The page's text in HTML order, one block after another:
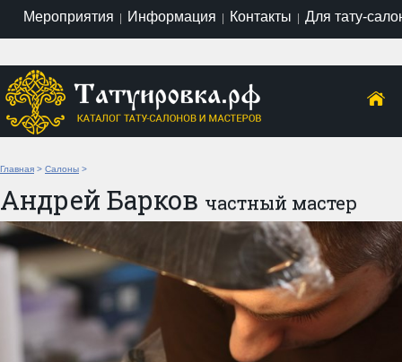
Мероприятия | Информация | Контакты | Для тату-
Главная > Салоны >
Андрей Барков частный мастер